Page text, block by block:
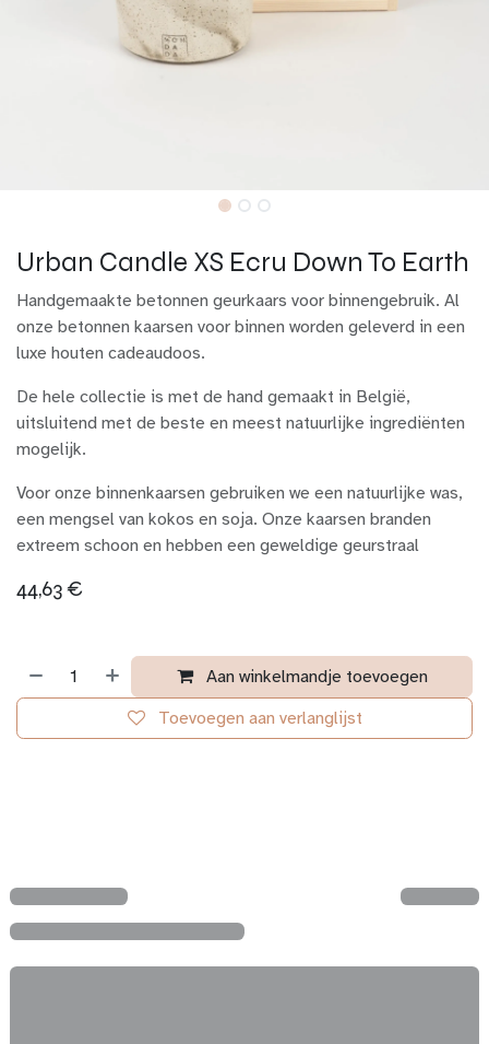
Urban Candle XS Ecru Down To Earth
Handgemaakte betonnen geurkaars voor binnengebruik. Al
onze betonnen kaarsen voor binnen worden geleverd in een
luxe houten cadeaudoos.
De hele collectie is met de hand gemaakt in België,
uitsluitend met de beste en meest natuurlijke ingrediënten
mogelijk.
Voor onze binnenkaarsen gebruiken we een natuurlijke was,
een mengsel van kokos en soja. Onze kaarsen branden
extreem schoon en hebben een geweldige geurstraal
44,63€
Aan winkelmandje toevoegen
Toevoegen aan verlanglijst